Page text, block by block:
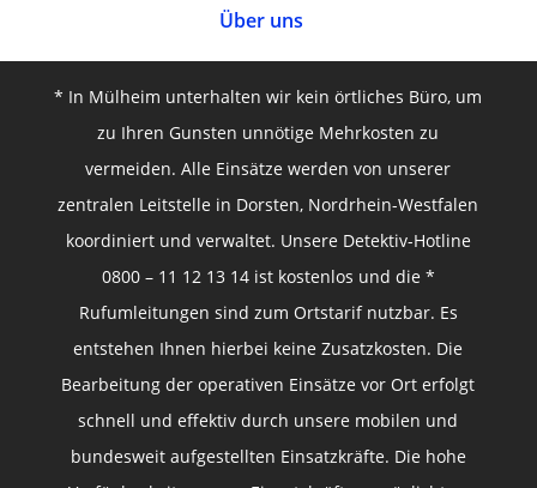
Über uns
* In Mülheim unterhalten wir kein örtliches Büro, um
zu Ihren Gunsten unnötige Mehrkosten zu
vermeiden. Alle Einsätze werden von unserer
zentralen Leitstelle in Dorsten, Nordrhein-Westfalen
koordiniert und verwaltet. Unsere Detektiv-Hotline
0800 – 11 12 13 14 ist kostenlos und die *
Rufumleitungen sind zum Ortstarif nutzbar. Es
entstehen Ihnen hierbei keine Zusatzkosten. Die
Bearbeitung der operativen Einsätze vor Ort erfolgt
schnell und effektiv durch unsere mobilen und
bundesweit aufgestellten Einsatzkräfte. Die hohe